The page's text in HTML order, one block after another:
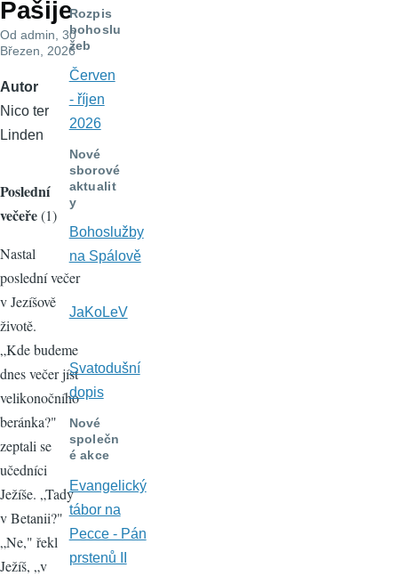
navigace
Pašije
Od admin , 30
Březen, 2026
Autor
Nico ter
Linden
Poslední
večeře(1)
Nastal
poslední večer
v Jezíšově
životě.
„Kde budeme
dnes večer jíst
velikonočního
beránka?"
zeptali se
učedníci
Ježíše. „Tady
v Betanii?"
„Ne," řekl
Ježíš, „v
Rozpis
bohoslu
žeb
Červen
- říjen
2026
Nové
sborové
aktualit
y
Bohoslužby
na Spálově
JaKoLeV
Svatodušní
dopis
Nové
společn
é akce
Evangelický
tábor na
Pecce - Pán
prstenů II